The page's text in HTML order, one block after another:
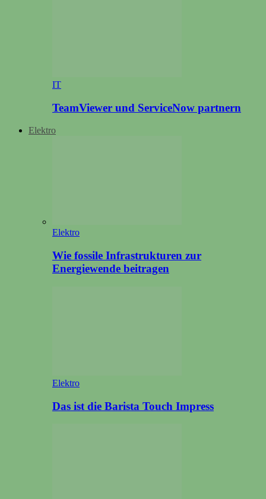
IT
TeamViewer und ServiceNow partnern
Elektro
Elektro
Wie fossile Infrastrukturen zur
Energiewende beitragen
Elektro
Das ist die Barista Touch Impress